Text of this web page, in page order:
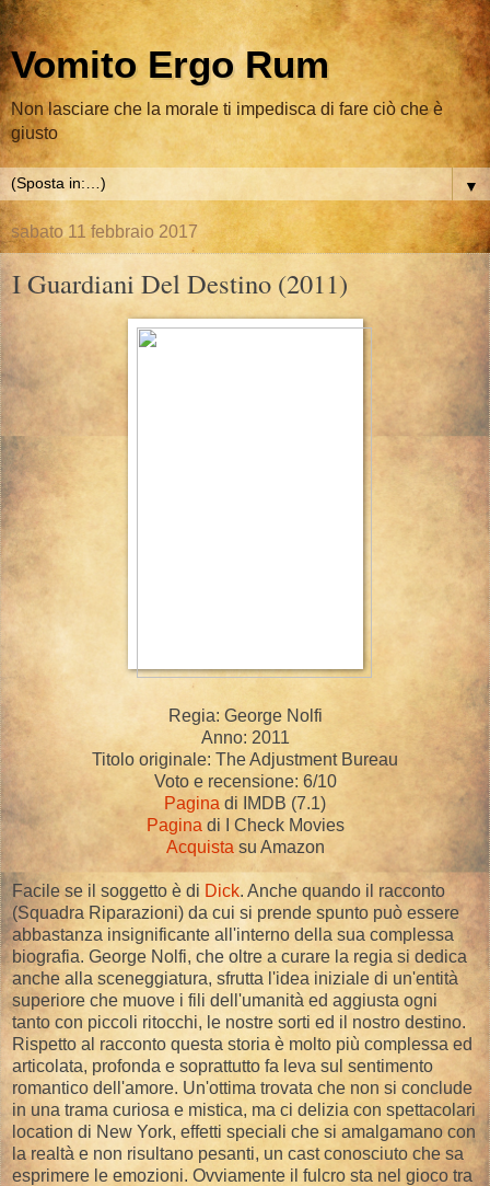
Vomito Ergo Rum
Non lasciare che la morale ti impedisca di fare ciò che è
giusto
▼
sabato 11 febbraio 2017
I Guardiani Del Destino (2011)
Regia: George Nolfi
Anno: 2011
Titolo originale: The Adjustment Bureau
Voto e recensione: 6/10
Pagina di IMDB (7.1)
Pagina di I Check Movies
Acquista su Amazon
Facile se il soggetto è di Dick. Anche quando il racconto
(Squadra Riparazioni) da cui si prende spunto può essere
abbastanza insignificante all'interno della sua complessa
biografia. George Nolfi, che oltre a curare la regia si dedica
anche alla sceneggiatura, sfrutta l'idea iniziale di un'entità
superiore che muove i fili dell'umanità ed aggiusta ogni
tanto con piccoli ritocchi, le nostre sorti ed il nostro destino.
Rispetto al racconto questa storia è molto più complessa ed
articolata, profonda e soprattutto fa leva sul sentimento
romantico dell'amore. Un'ottima trovata che non si conclude
in una trama curiosa e mistica, ma ci delizia con spettacolari
location di New York, effetti speciali che si amalgamano con
la realtà e non risultano pesanti, un cast conosciuto che sa
esprimere le emozioni. Ovviamente il fulcro sta nel gioco tra